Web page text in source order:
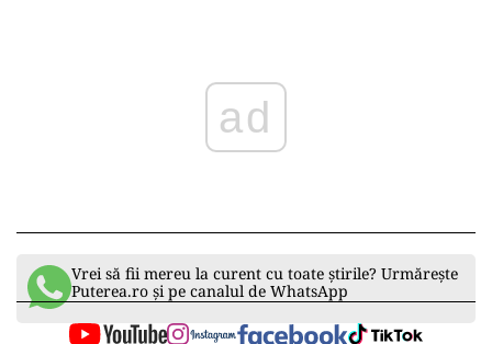
ad
Vrei să fii mereu la curent cu toate știrile? Urmărește
Puterea.ro și pe canalul de WhatsApp